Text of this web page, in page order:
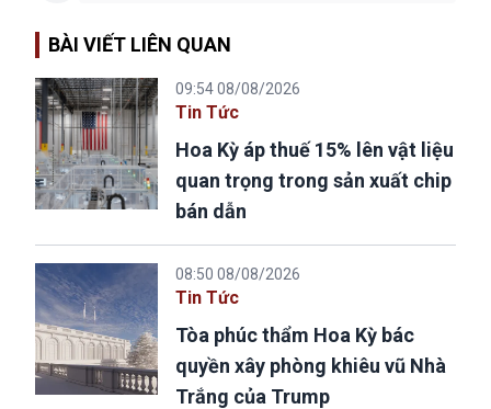
BÀI VIẾT LIÊN QUAN
09:54 08/08/2026
Tin Tức
Hoa Kỳ áp thuế 15% lên vật liệu
quan trọng trong sản xuất chip
bán dẫn
08:50 08/08/2026
Tin Tức
Tòa phúc thẩm Hoa Kỳ bác
quyền xây phòng khiêu vũ Nhà
Trắng của Trump